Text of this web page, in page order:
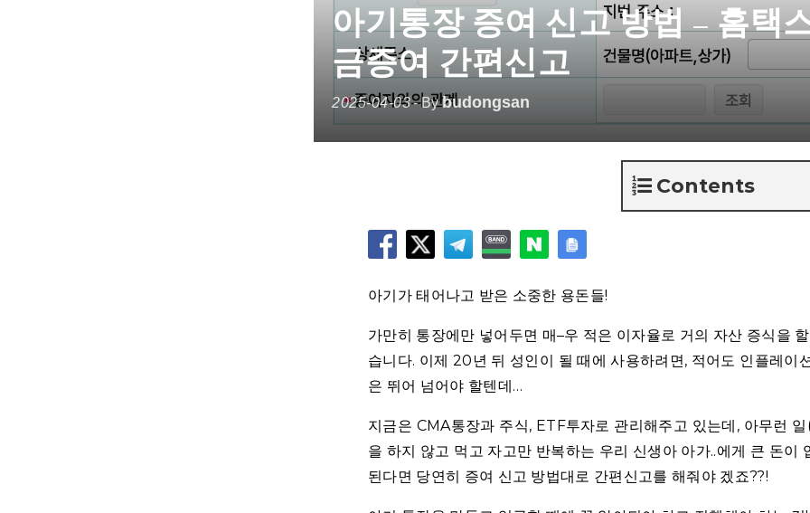
아기통장 증여 신고 방법 – 홈택
금증여 간편신고
2025-04-03- Bybudongsan
Contents
아기가 태어나고 받은 소중한 용돈들!
가만히 통장에만 넣어두면 매–우 적은 이자율로 거의 자산 증식을
습니다. 이제 20년 뒤 성인이 될 때에 사용하려면, 적어도 인플레이
은 뛰어 넘어야 할텐데…
지금은 CMA통장과 주식, ETF투자로 관리해주고 있는데, 아무런 일
을 하지 않고 먹고 자고만 반복하는 우리 신생아 아가..에게 큰 돈이
된다면 당연히 증여 신고 방법대로 간편신고를 해줘야 겠죠??!